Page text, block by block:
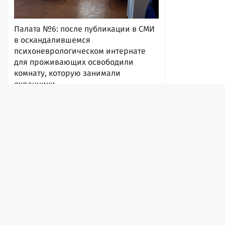
Палата №6: после публикации в СМИ
в оскандалившемся
психоневрологическом интернате
для проживающих освободили
комнату, которую занимали
охранники